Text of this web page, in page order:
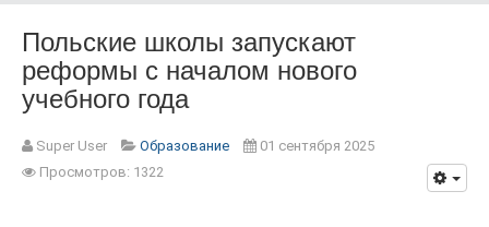
Польские школы запускают
реформы с началом нового
учебного года
Super User Образование
01 сентября 2025
Просмотров: 1322